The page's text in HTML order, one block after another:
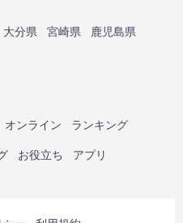
大分県 宮崎県
鹿児島県
オンライン ランキング
お役立ち アプリ